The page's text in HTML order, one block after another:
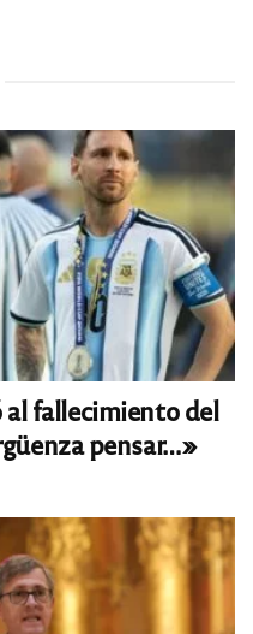
fallecimiento del
pensar…»